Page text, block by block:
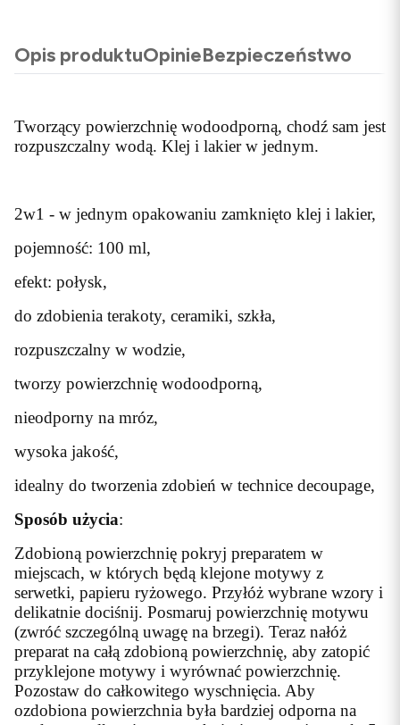
Opis produktuOpinieBezpieczeństwo
Tworzący powierzchnię wodoodporną, chodź sam jest
rozpuszczalny wodą. Klej i lakier w jednym.
2w1 - w jednym opakowaniu zamknięto klej i lakier,
pojemność: 100 ml,
efekt: połysk,
do zdobienia terakoty, ceramiki, szkła,
rozpuszczalny w wodzie,
tworzy powierzchnię wodoodporną,
nieodporny na mróz,
wysoka jakość,
idealny do tworzenia zdobień w technice decoupage,
Sposób użycia:
Zdobioną powierzchnię pokryj preparatem w
miejscach, w których będą klejone motywy z
serwetki, papieru ryżowego. Przyłóż wybrane wzory i
delikatnie dociśnij. Posmaruj powierzchnię motywu
(zwróć szczególną uwagę na brzegi). Teraz nałóż
preparat na całą zdobioną powierzchnię, aby zatopić
przyklejone motywy i wyrównać powierzchnię.
Pozostaw do całkowitego wyschnięcia. Aby
ozdobiona powierzchnia była bardziej odporna na